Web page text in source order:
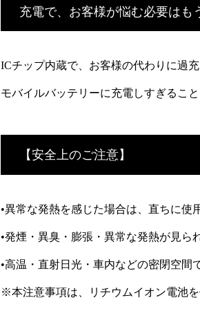
充電で、お客様が悩む必要はも
ICチップ内蔵で、お客様の代わりに過
モバイルバッテリーに充電しすぎるこ
【安全上のご注意】
•異常な発熱を感じた場合は、直ちに使
•発煙・異臭・膨張・異常な発熱が見
•高温・直射日光・車内などの密閉空間
※本注意事項は、リチウムイオン電池